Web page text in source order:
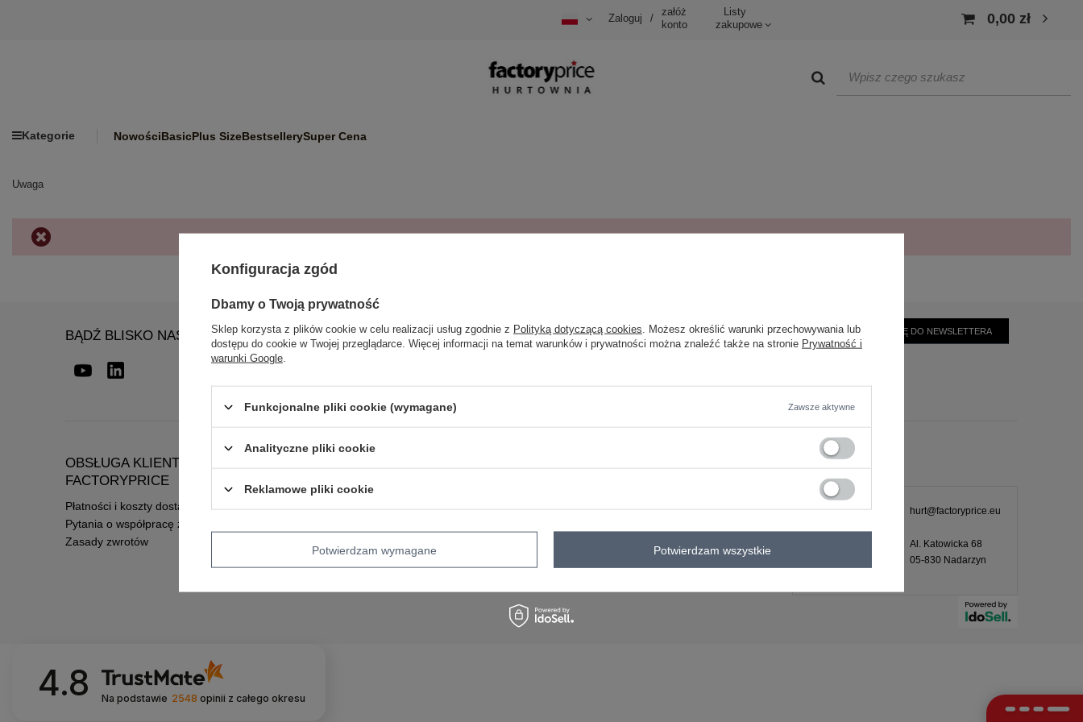
Zaloguj /
załóż
konto
Listy
zakupowe
0,00 zł
Kategorie NowościBasicPlus SizeBestsellerySuper Cena
Uwaga
BĄDŹ BLISKO NAS ZAPISZ SIĘ DO NEWSLETTERA
OBSŁUGA KLIENTA HURTOWNI
FACTORYPRICE
Płatności i koszty dostawy
Pytania o współpracę z hurtownią
Zasady zwrotów
Regulamin
KONTAKT
+48601 547
hurt@factoryprice.eu
Al. Katowicka 68
05-830 Nadarzyn
4.8 Na podstawie 2548 opinii z całego okresu
Konfiguracja zgód
Dbamy o Twoją prywatność
Sklep korzysta z plików cookie w celu realizacji usług zgodnie z Polityką dotyczącą cookies . Możesz określić warunki przechowywania lub
dostępu do cookie w Twojej przeglądarce. Więcej informacji na temat warunków i prywatności można znaleźć także na stronie Prywatność i
warunki Google
Funkcjonalne pliki cookie (wymagane) Zawsze aktywne
Analityczne pliki cookie
Reklamowe pliki cookie
Potwierdzam wymagane Potwierdzam wszystkie